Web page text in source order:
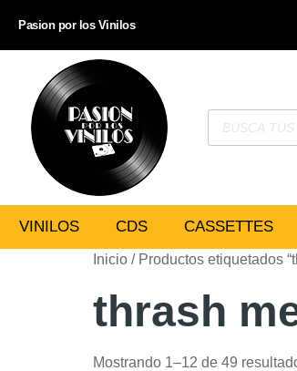
Pasion por los Vinilos
VINILOS CDS CASSETTES
Inicio / Productos etiquetados
thrash
Mostrando 1–12 de 49